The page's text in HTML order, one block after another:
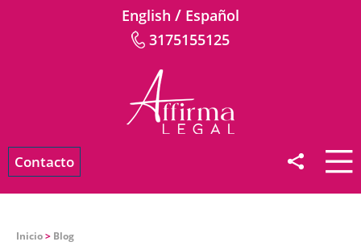
English / Español
3175155125
Contacto
Inicio> Blog